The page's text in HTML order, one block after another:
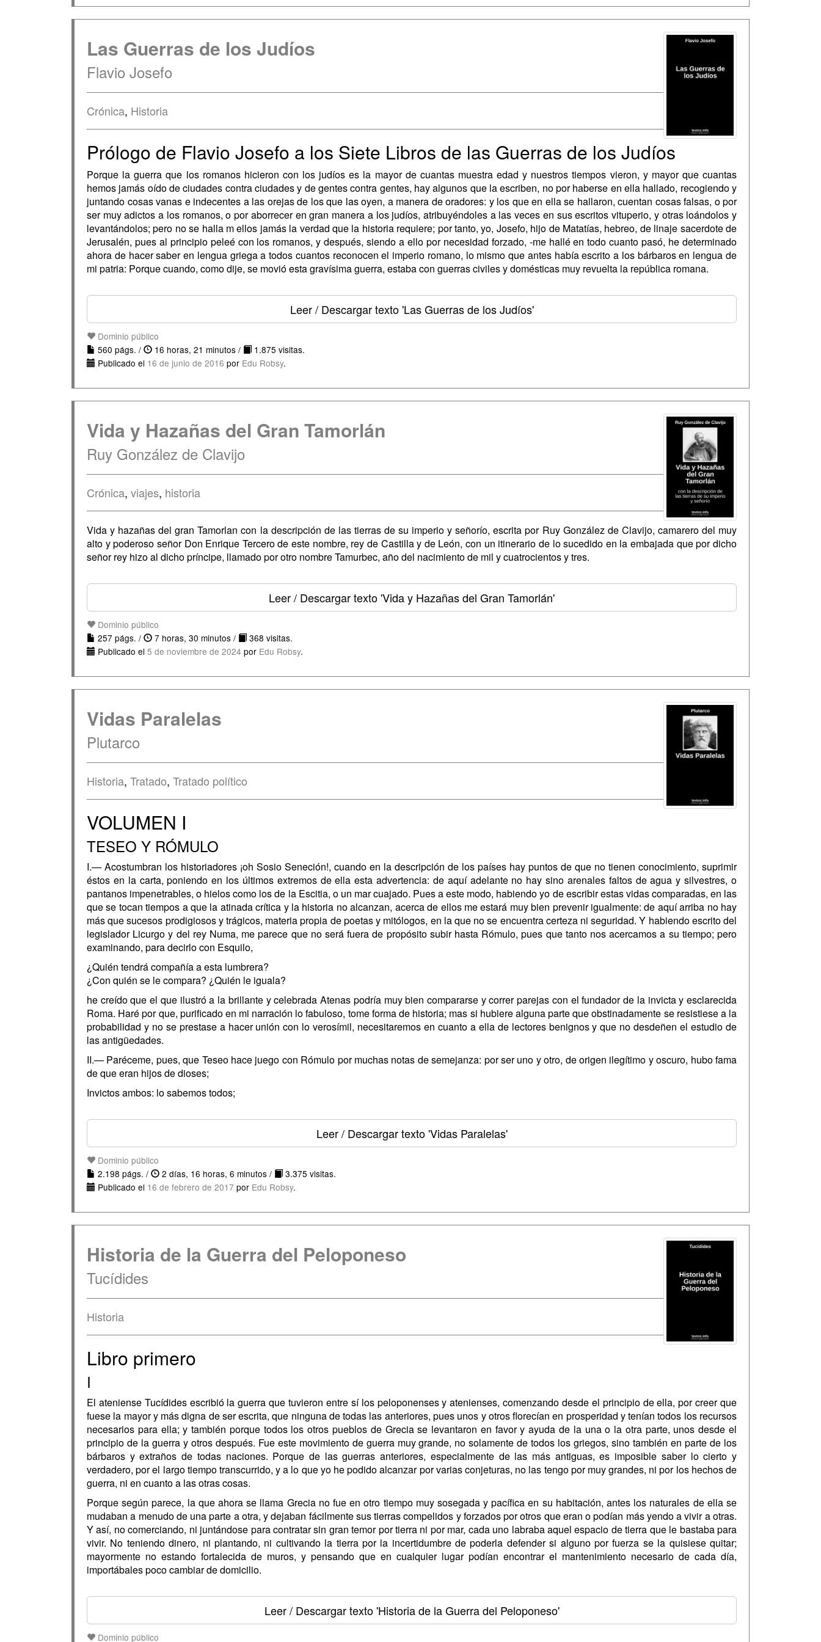
Las Guerras de los Judíos
Flavio Josefo
Crónica, Historia
Prólogo de Flavio Josefo a los Siete Libros de las Guerras de los Judíos
Porque la guerra que los romanos hicieron con los judíos es la mayor de cuantas muestra edad y nuestros tiempos vieron, y mayor que cuantas
hemos jamás oído de ciudades contra ciudades y de gentes contra gentes, hay algunos que la escri­ben, no por haberse en ella hallado, recogiendo y
juntando cosas vanas e indecentes a las orejas de los que las oyen, a manera de oradores: y los que en ella se hallaron, cuentan cosas falsas, o por
ser muy adictos a los romanos, o por abo­rrecer en gran manera a los judíos, atribuyéndoles a las veces en sus escritos vituperio, y otras loándolos y
levantándolos; pero no se halla m ellos jamás la verdad que la historia re­quiere; por tanto, yo, Josefo, hijo de Matatías, hebreo, de linaje sacerdote de
Jerusalén, pues al principio peleé con los romanos, y después, siendo a ello por necesidad forzado, ‑me hallé en todo cuanto pasó, he determinado
ahora de hacer saber en lengua griega a todos cuantos reconocen el imperio romano, lo mismo que antes había escrito a los bárbaros en lengua de
mi patria: Porque cuando, como dije, se movió esta gravísima guerra, estaba con guerras civiles y domésticas muy revuelta la república romana.
Leer / Descargar texto'Las Guerras de los Judíos'
Dominio público
560 págs. /
16 horas, 21 minutos /
1.875 visitas.
Publicado el 16 de junio de 2016 por Edu Robsy.
Vida y Hazañas del Gran Tamorlán
Ruy González de Clavijo
Crónica, viajes, historia
Vida y hazañas del gran Tamorlan con la descripción de las tierras de su imperio y señorío, escrita por Ruy González de Clavijo, camarero del muy
alto y poderoso señor Don Enrique Tercero de este nombre, rey de Castilla y de León, con un itinerario de lo sucedido en la embajada que por dicho
señor rey hizo al dicho príncipe, llamado por otro nombre Tamurbec, año del nacimiento de mil y cuatrocientos y tres.
Leer / Descargar texto'Vida y Hazañas del Gran Tamorlán'
Dominio público
257 págs. /
7 horas, 30 minutos /
368 visitas.
Publicado el 5 de noviembre de 2024 por Edu Robsy.
Vidas Paralelas
Plutarco
Historia, Tratado, Tratado político
VOLUMEN I
TESEO Y RÓMULO
I.— Acostumbran los historiadores ¡oh Sosio Seneción!, cuando en la descripción de los países hay puntos de que no tienen conocimiento, suprimir
éstos en la carta, poniendo en los últimos extremos de ella esta advertencia: de aquí adelante no hay sino arenales faltos de agua y silvestres, o
pantanos impenetrables, o hielos como los de la Escitia, o un mar cuajado. Pues a este modo, habiendo yo de escribir estas vidas comparadas, en las
que se tocan tiempos a que la atinada crítica y la historia no alcanzan, acerca de ellos me estará muy bien prevenir igualmente: de aquí arriba no hay
más que sucesos prodigiosos y trágicos, materia propia de poetas y mitólogos, en la que no se encuentra certeza ni seguridad. Y habiendo escrito del
legislador Licurgo y del rey Numa, me parece que no será fuera de propósito subir hasta Rómulo, pues que tanto nos acercamos a su tiempo; pero
examinando, para decirlo con Esquilo,
¿Quién tendrá compañía a esta lumbrera?
¿Con quién se le compara? ¿Quién le iguala?
he creído que el que ilustró a la brillante y celebrada Atenas podría muy bien compararse y correr parejas con el fundador de la invicta y esclarecida
Roma. Haré por que, purificado en mi narración lo fabuloso, tome forma de historia; mas si hubiere alguna parte que obstinadamente se resistiese a la
probabilidad y no se prestase a hacer unión con lo verosímil, necesitaremos en cuanto a ella de lectores benignos y que no desdeñen el estudio de
las antigüedades.
II.— Paréceme, pues, que Teseo hace juego con Rómulo por muchas notas de semejanza: por ser uno y otro, de origen ilegítimo y oscuro, hubo fama
de que eran hijos de dioses;
Invictos ambos: lo sabemos todos;
Leer / Descargar texto'Vidas Paralelas'
Dominio público
2.198 págs. /
2 días, 16 horas, 6 minutos /
3.375 visitas.
Publicado el 16 de febrero de 2017 por Edu Robsy.
Historia de la Guerra del Peloponeso
Tucídides
Historia
Libro primero
I
El ateniense Tucídides escribió la guerra que tuvieron entre sí los peloponenses y atenienses, comenzando desde el principio de ella, por creer que
fuese la mayor y más digna de ser escrita, que ninguna de todas las anteriores, pues unos y otros florecían en prosperidad y tenían todos los recursos
necesarios para ella; y también porque todos los otros pueblos de Grecia se levantaron en favor y ayuda de la una o la otra parte, unos desde el
principio de la guerra y otros después. Fue este movimiento de guerra muy grande, no solamente de todos los griegos, sino también en parte de los
bárbaros y extraños de todas naciones. Porque de las guerras anteriores, especialmente de las más antiguas, es imposible saber lo cierto y
verdadero, por el largo tiempo transcurrido, y a lo que yo he podido alcanzar por varias conjeturas, no las tengo por muy grandes, ni por los hechos de
guerra, ni en cuanto a las otras cosas.
Porque según parece, la que ahora se llama Grecia no fue en otro tiempo muy sosegada y pacífica en su habitación, antes los naturales de ella se
mudaban a menudo de una parte a otra, y dejaban fácilmente sus tierras compelidos y forzados por otros que eran o podían más yendo a vivir a otras.
Y así, no comerciando, ni juntándose para contratar sin gran temor por tierra ni por mar, cada uno labraba aquel espacio de tierra que le bastaba para
vivir. No teniendo dinero, ni plantando, ni cultivando la tierra por la incertidumbre de poderla defender si alguno por fuerza se la quisiese quitar;
mayormente no estando fortalecida de muros, y pensando que en cualquier lugar podían encontrar el mantenimiento necesario de cada día,
importábales poco cambiar de domicilio.
Leer / Descargar texto'Historia de la Guerra del Peloponeso'
Dominio público